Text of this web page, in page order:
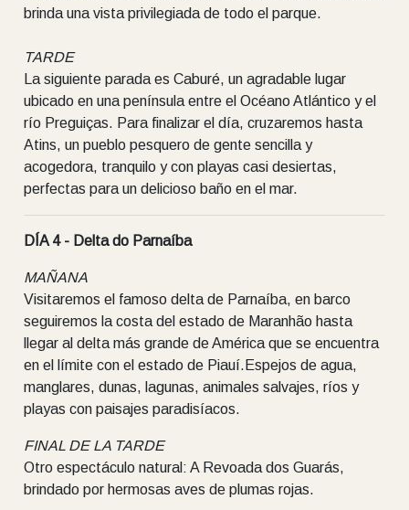
brinda una vista privilegiada de todo el parque.
TARDE
La siguiente parada es Caburé, un agradable lugar
ubicado en una península entre el Océano Atlántico y el
río Preguiças. Para finalizar el día, cruzaremos hasta
Atins, un pueblo pesquero de gente sencilla y
acogedora, tranquilo y con playas casi desiertas,
perfectas para un delicioso baño en el mar.
DÍA 4 - Delta do Parnaíba
MAÑANA
Visitaremos el famoso delta de Parnaíba, en barco
seguiremos la costa del estado de Maranhão hasta
llegar al delta más grande de América que se encuentra
en el límite con el estado de Piauí.Espejos de agua,
manglares, dunas, lagunas, animales salvajes, ríos y
playas con paisajes paradisíacos.
FINAL DE LA TARDE
Otro espectáculo natural: A Revoada dos Guarás,
brindado por hermosas aves de plumas rojas.